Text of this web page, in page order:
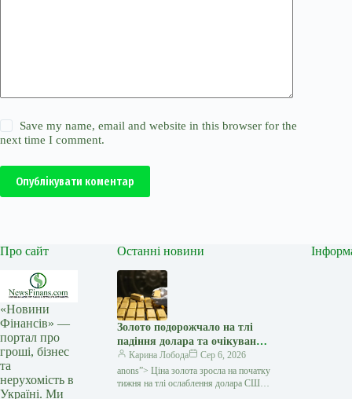
Save my name, email and website in this browser for the
next time I comment.
Опублікувати коментар
Про сайт
«Новини
Фінансів» —
портал про
гроші, бізнес
та
нерухомість в
Україні. Ми
Останні новини
Золото подорожчало на тлі
падіння долара та очікувань
переговорів США з Іраном —
Мінфін
Карина Лобода
Сер 6, 2026
anons”> Ціна золота зросла на початку
тижня на тлі ослаблення долара США